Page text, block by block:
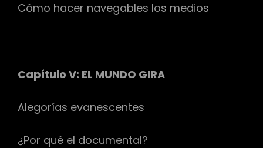
Cómo hacer navegables los medios
Capítulo V: EL MUNDO GIRA
Alegorías evanescentes
¿Por qué el documental?